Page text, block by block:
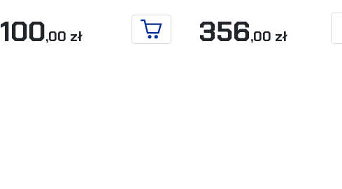
100,00 zł
DO KOSZYKA356,00 zł